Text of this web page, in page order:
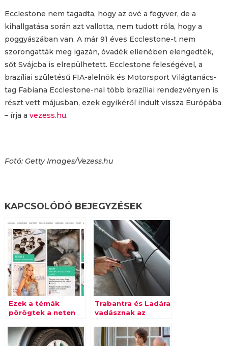
Ecclestone nem tagadta, hogy az övé a fegyver, de a
kihallgatása során azt vallotta, nem tudott róla, hogy a
poggyászában van. A már 91 éves Ecclestone-t nem
szorongatták meg igazán, óvadék ellenében elengedték,
sőt Svájcba is elrepülhetett. Ecclestone feleségével, a
brazíliai születésű FIA-alelnök és Motorsport Világtanács-
tag Fabiana Ecclestone-nal több brazíliai rendezvényen is
részt vett májusban, ezek egyikéről indult vissza Európába
– írja a vezess.hu.
Fotó: Getty Images/Vezess.hu
KAPCSOLÓDÓ BEJEGYZÉSEK
Ezek a témák
pörögtek a neten
Trabantra és Ladára
vadásznak az